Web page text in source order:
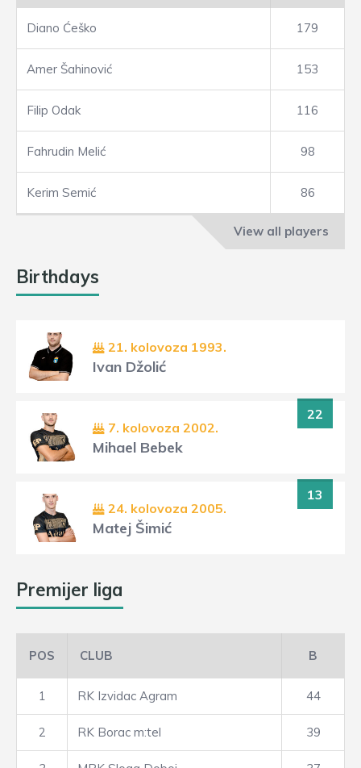
Diano Ćeško 179
Amer Šahinović 153
Filip Odak 116
Fahrudin Melić 98
Kerim Semić 86
View all players
Birthdays
21. kolovoza 1993.
Ivan Džolić
22
7. kolovoza 2002.
Mihael Bebek
13
24. kolovoza 2005.
Matej Šimić
Premijer liga
POS CLUB B
1 RK Izvidac Agram 44
2 RK Borac m:tel 39